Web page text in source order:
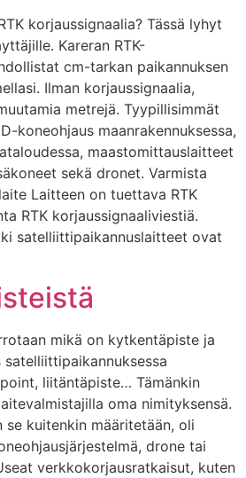
korjaussignaalia? Tässä lyhyt
Kareran RTK-
cm-tarkan paikannuksen
Ilman korjaussignaalia,
metrejä. Tyypillisimmät
koneohjaus maanrakennuksessa,
maastomittauslaitteet
sekä dronet. Varmista
Laitteen on tuettava RTK
RTK korjaussignaaliviestiä.
satelliittipaikannuslaitteet ovat
mikä on kytkentäpiste ja
liitäntäpiste… Tämänkin
oma nimityksensä.
se kuitenkin määritetään, oli
drone tai
verkkokorjausratkaisut, kuten